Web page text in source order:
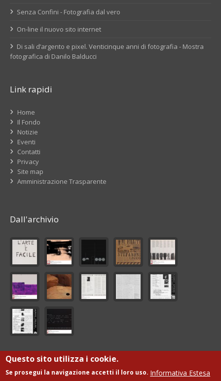
Senza Confini - Fotografia dal vero
On-line il nuovo sito internet
Di sali d’argento e pixel. Venticinque anni di fotografia - Mostra
fotografica di Danilo Balducci
Link rapidi
Home
Il Fondo
Notizie
Eventi
Contatti
Privacy
Site map
Amministrazione Trasparente
Dall'archivio
© Fondazione Giorgio De Marchis Onlus
Questo sito utilizza i cookie.
Se prosegui la navigazione accetti il loro uso. Informativa Estesa